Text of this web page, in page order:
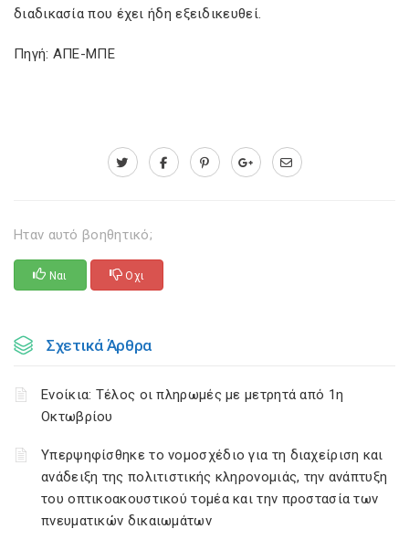
διαδικασία που έχει ήδη εξειδικευθεί.
Πηγή: ΑΠΕ-ΜΠΕ
Ηταν αυτό βοηθητικό;
Ναι Οχι
Σχετικά Άρθρα
Ενοίκια: Τέλος οι πληρωμές με μετρητά από 1η
Οκτωβρίου
Υπερψηφίσθηκε το νομοσχέδιο για τη διαχείριση και
ανάδειξη της πολιτιστικής κληρονομιάς, την ανάπτυξη
του οπτικοακουστικού τομέα και την προστασία των
πνευματικών δικαιωμάτων